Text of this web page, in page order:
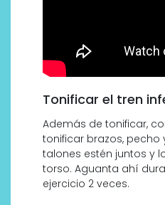
Tonificar el tren
Además de tonificar,
tonificar brazos,
talones estén juntos y
torso. Aguanta ahí
ejercicio 2 veces.